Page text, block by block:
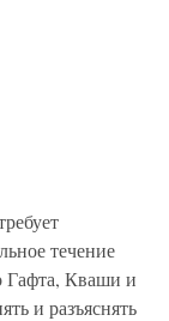
течение
Гафта, Кваши и
и разъяснять